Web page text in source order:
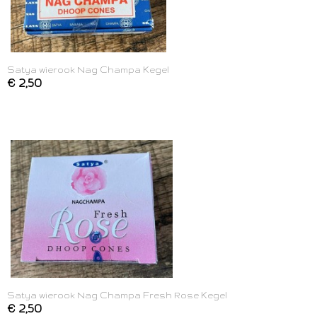
Satya wierook Nag Champa Kegel
€ 2,50
Satya wierook Nag Champa Fresh Rose Kegel
€ 2,50